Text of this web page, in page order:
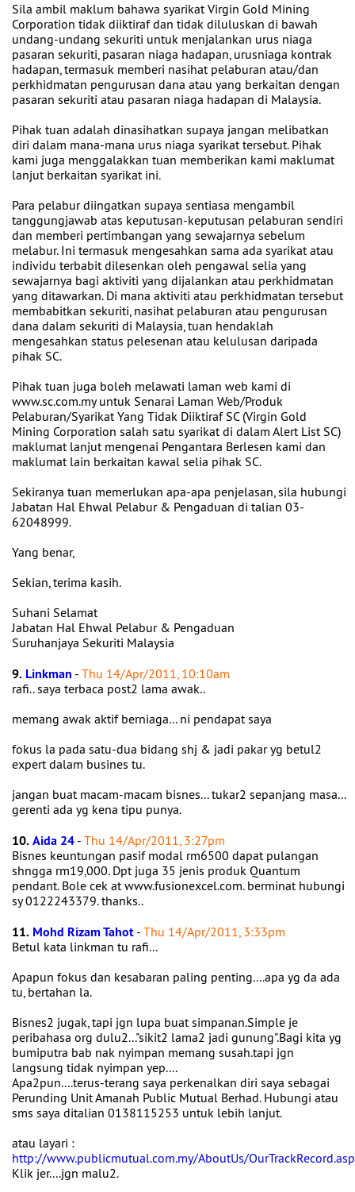
Sila ambil maklum bahawa syarikat Virgin Gold Mining
Corporation tidak diiktiraf dan tidak diluluskan di bawah
undang-undang sekuriti untuk menjalankan urus niaga
pasaran sekuriti, pasaran niaga hadapan, urusniaga kontrak
hadapan, termasuk memberi nasihat pelaburan atau/dan
perkhidmatan pengurusan dana atau yang berkaitan dengan
pasaran sekuriti atau pasaran niaga hadapan di Malaysia.
Pihak tuan adalah dinasihatkan supaya jangan melibatkan
diri dalam mana-mana urus niaga syarikat tersebut. Pihak
kami juga menggalakkan tuan memberikan kami maklumat
lanjut berkaitan syarikat ini.
Para pelabur diingatkan supaya sentiasa mengambil
tanggungjawab atas keputusan-keputusan pelaburan sendiri
dan memberi pertimbangan yang sewajarnya sebelum
melabur. Ini termasuk mengesahkan sama ada syarikat atau
individu terbabit dilesenkan oleh pengawal selia yang
sewajarnya bagi aktiviti yang dijalankan atau perkhidmatan
yang ditawarkan. Di mana aktiviti atau perkhidmatan tersebut
membabitkan sekuriti, nasihat pelaburan atau pengurusan
dana dalam sekuriti di Malaysia, tuan hendaklah
mengesahkan status pelesenan atau kelulusan daripada
pihak SC.
Pihak tuan juga boleh melawati laman web kami di
www.sc.com.my untuk Senarai Laman Web/Produk
Pelaburan/Syarikat Yang Tidak Diiktiraf SC (Virgin Gold
Mining Corporation salah satu syarikat di dalam Alert List SC)
maklumat lanjut mengenai Pengantara Berlesen kami dan
maklumat lain berkaitan kawal selia pihak SC.
Sekiranya tuan memerlukan apa-apa penjelasan, sila hubungi
Jabatan Hal Ehwal Pelabur & Pengaduan di talian 03-
62048999.
Yang benar,
Sekian, terima kasih.
Suhani Selamat
Jabatan Hal Ehwal Pelabur & Pengaduan
Suruhanjaya Sekuriti Malaysia
9. Linkman - Thu 14/Apr/2011, 10:10am
rafi.. saya terbaca post2 lama awak..
memang awak aktif berniaga... ni pendapat saya
fokus la pada satu-dua bidang shj & jadi pakar yg betul2
expert dalam busines tu.
jangan buat macam-macam bisnes... tukar2 sepanjang masa...
gerenti ada yg kena tipu punya.
10.Aida 24 - Thu 14/Apr/2011, 3:27pm
Bisnes keuntungan pasif modal rm6500 dapat pulangan
shngga rm19,000. Dpt juga 35 jenis produk Quantum
pendant. Bole cek at www.fusionexcel.com. berminat hubungi
sy 0122243379. thanks..
11. Mohd Rizam Tahot - Thu 14/Apr/2011, 3:33pm
Betul kata linkman tu rafi...
Apapun fokus dan kesabaran paling penting....apa yg da ada
tu, bertahan la.
Bisnes2 jugak, tapi jgn lupa buat simpanan.Simple je
peribahasa org dulu2..."sikit2 lama2 jadi gunung".Bagi kita yg
bumiputra bab nak nyimpan memang susah.tapi jgn
langsung tidak nyimpan yep....
Apa2pun....terus-terang saya perkenalkan diri saya sebagai
Perunding Unit Amanah Public Mutual Berhad. Hubungi atau
sms saya ditalian 0138115253 untuk lebih lanjut.
atau layari :
http://www.publicmutual.com.my/AboutUs/
Klik jer....jgn malu2.